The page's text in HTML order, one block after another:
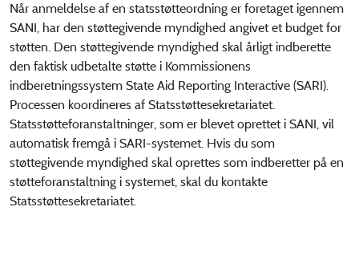
Når anmeldelse af en statsstøtteordning er foretaget igennem
SANI, har den støttegivende myndighed angivet et budget for
støtten. Den støttegivende myndighed skal årligt indberette
den faktisk udbetalte støtte i Kommissionens
indberetningssystem State Aid Reporting Interactive (SARI).
Processen koordineres af Statsstøttesekretariatet.
Statsstøtteforanstaltninger, som er blevet oprettet i SANI, vil
automatisk fremgå i SARI-systemet. Hvis du som
støttegivende myndighed skal oprettes som indberetter på en
støtteforanstaltning i systemet, skal du kontakte
Statsstøttesekretariatet.